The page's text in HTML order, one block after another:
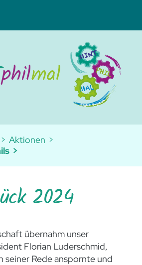
Aktionen
2024
übernahm unser
Florian Luderschmid,
seiner Rede anspornte und